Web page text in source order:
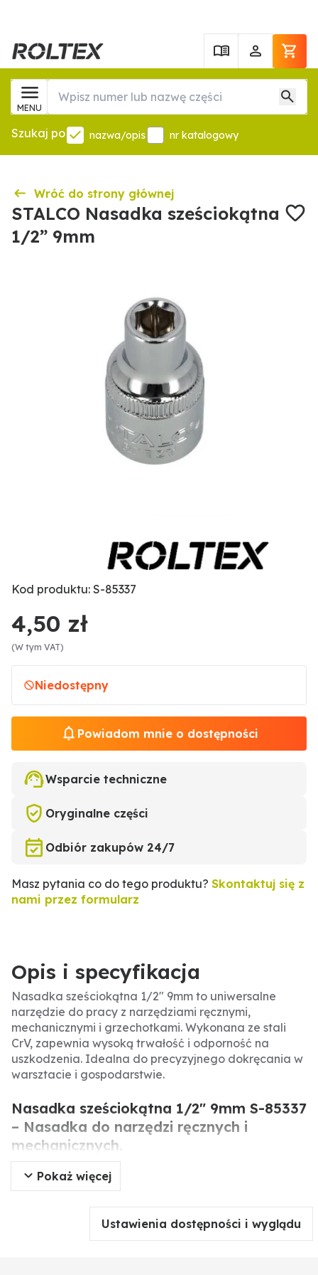
MENU
Szukaj po nazwa/opis nr katalogowy
Wróć do strony głównej
STALCO Nasadka sześciokątna
1/2” 9mm
Kod produktu: S-85337
4,50 zł
(W tym VAT)
Niedostępny
Powiadom mnie o dostępności
Wsparcie techniczne
Oryginalne części
Odbiór zakupów 24/7
Masz pytania co do tego produktu? Skontaktuj się z
nami przez formularz
Opis i specyfikacja
Nasadka sześciokątna 1/2" 9mm to uniwersalne
narzędzie do pracy z narzędziami ręcznymi,
mechanicznymi i grzechotkami. Wykonana ze stali
CrV, zapewnia wysoką trwałość i odporność na
uszkodzenia. Idealna do precyzyjnego dokręcania w
warsztacie i gospodarstwie.
Nasadka sześciokątna 1/2" 9mm S-85337
– Nasadka do narzędzi ręcznych i
mechanicznych.
Profesjonalna nasadka sześciokątna przeznaczona
do współpracy z narzędziami ręcznymi,
mechanicznymi oraz grzechotkami. Wykonana ze
stali CrV, charakteryzuje się wysoką odpornością na
ścieranie i uszkodzenia mechaniczne. Odpowiedni
Pokaż więcej
Ustawienia dostępności i wyglądu